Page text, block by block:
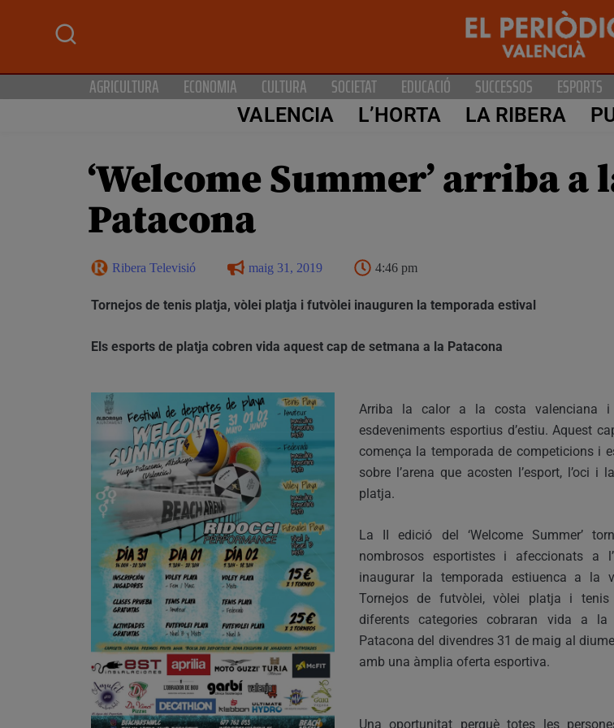
AGRICULTURA ECONOMIA CULTURA SOCIETAT EDUCACIÓ SUCCESSOS ESPORTS
VALENCIA L’HORTA LA RIBERA
‘Welcome Summer’ arriba a
Patacona
Ribera Televisió maig 31, 2019 4:46 pm
Tornejos de tenis platja, vòlei platja i futvòlei inauguren la temporada estival
Els esports de platja cobren vida aquest cap de setmana a la Patacona
Arriba la calor a la costa valenciana
esdeveniments esportius d’estiu. Aquest
comença la temporada de competicions i
sobre l’arena que acosten l’esport, l’oci i
platja.
La II edició del ‘Welcome Summer’
nombrosos esportistes i afeccionats a
inaugurar la temporada estiuenca a la
Tornejos de futvòlei, vòlei platja i
diferents categories cobraran vida a
Patacona del divendres 31 de maig al
amb una àmplia oferta esportiva.
Una oportunitat perquè totes les